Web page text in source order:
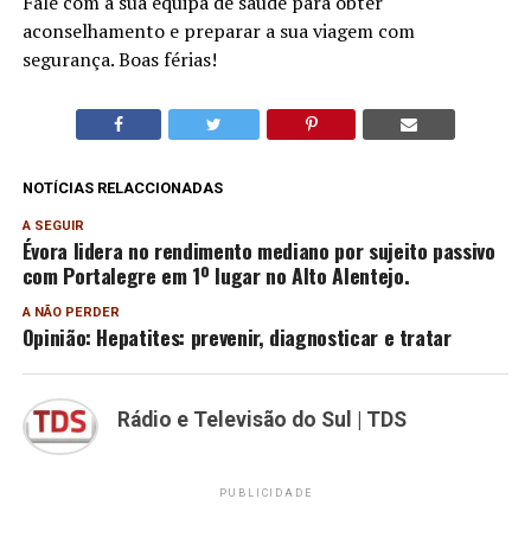
aconselhamento e preparar a sua viagem com
segurança. Boas férias!
NOTÍCIAS RELACCIONADAS
A SEGUIR
Évora lidera no rendimento mediano por sujeito passivo
com Portalegre em 1º lugar no Alto Alentejo.
A NÃO PERDER
Opinião: Hepatites: prevenir, diagnosticar e tratar
Rádio e Televisão do Sul | TDS
PUBLICIDADE